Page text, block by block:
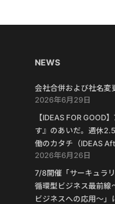
NEWS
会社合併および社名変
2026年6月29日
【IDEAS FOR GOOD
す』のあいだ。週休
働のカタチ（IDEAS
2026年6月26日
7/8開催「サーキュラ
循環型ビジネス最前線
ビジネスへの応用〜」